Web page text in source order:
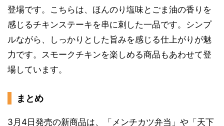
登場です。こちらは、ほんのり塩味とごま油の香りを
感じるチキンステーキを串に刺した一品です。シンプ
ルながら、しっかりとした旨みを感じる仕上がりが魅
力です。スモークチキンを楽しめる商品もあわせて登
場しています。
まとめ
3月4日発売の新商品は、「メンチカツ弁当」や「天下